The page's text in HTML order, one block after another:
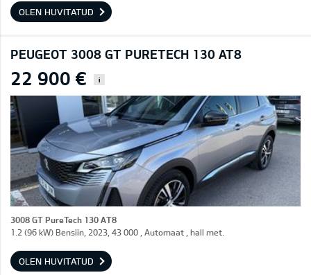
OLEN HUVITATUD
PEUGEOT 3008 GT PURETECH 130 AT8
22 900 € i
3008 GT PureTech 130 AT8
1.2 (96 kW) Bensiin, 2023, 43 000 , Automaat , hall met.
OLEN HUVITATUD